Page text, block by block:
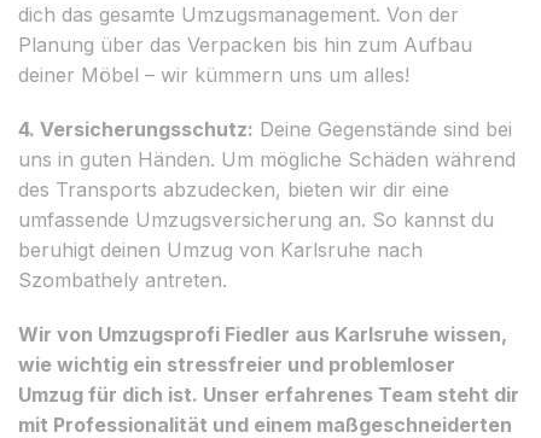
dich das gesamte Umzugsmanagement. Von der
Planung über das Verpacken bis hin zum Aufbau
deiner Möbel – wir kümmern uns um alles!
4. Versicherungsschutz: Deine Gegenstände sind bei
uns in guten Händen. Um mögliche Schäden während
des Transports abzudecken, bieten wir dir eine
umfassende Umzugsversicherung an. So kannst du
beruhigt deinen Umzug von Karlsruhe nach
Szombathely antreten.
Wir von Umzugsprofi Fiedler aus Karlsruhe wissen,
wie wichtig ein stressfreier und problemloser
Umzug für dich ist. Unser erfahrenes Team steht dir
mit Professionalität und einem maßgeschneiderten